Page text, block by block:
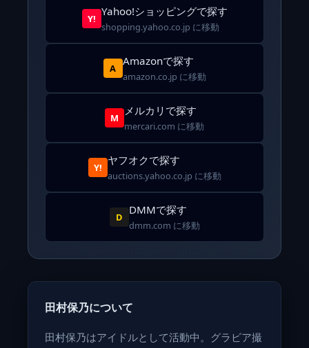
Y!
Yahoo!ショッピングで探す
shopping.yahoo.co.jp に移動
A
Amazonで探す
amazon.co.jp に移動
M
メルカリで探す
mercari.com に移動
Y!
ヤフオクで探す
auctions.yahoo.co.jp に移動
D
DMMで探す
dmm.com に移動
田村保乃について
田村保乃はアイドルとして活動中。グラビア撮